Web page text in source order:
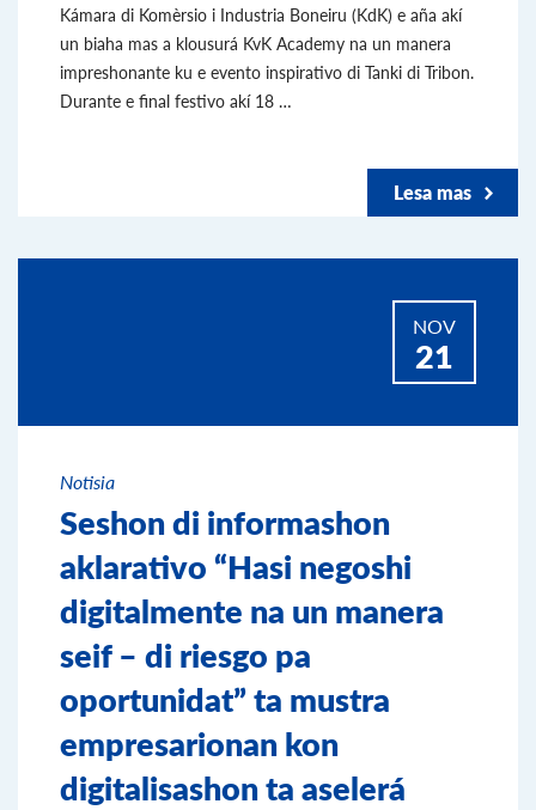
Kámara di Komèrsio i Industria Boneiru (KdK) e aña akí
un biaha mas a klousurá KvK Academy na un manera
impreshonante ku e evento inspirativo di Tanki di Tribon.
Durante e final festivo akí 18 …
Lesa mas
NOV
21
Notisia
Seshon di informashon
aklarativo “Hasi negoshi
digitalmente na un manera
seif – di riesgo pa
oportunidat” ta mustra
empresarionan kon
digitalisashon ta aselerá